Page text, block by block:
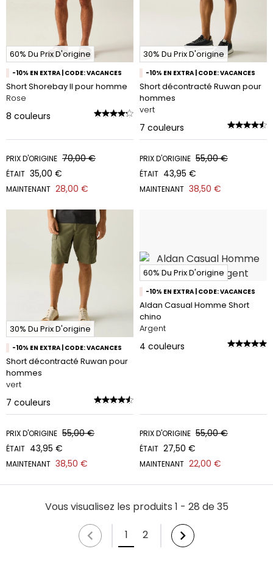
60% Du Prix D'origine
-10% EN EXTRA | CODE: VACANCES
Short Shorebay II pour homme
Rose
8 couleurs
PRIX D'ORIGINE 70,00 €
ÉTAIT 35,00 €
MAINTENANT 28,00 €
30% Du Prix D'origine
-10% EN EXTRA | CODE: VACANCES
Short décontracté Ruwan pour
hommes
vert
7 couleurs
PRIX D'ORIGINE 55,00 €
ÉTAIT 43,95 €
MAINTENANT 38,50 €
30% Du Prix D'origine
-10% EN EXTRA | CODE: VACANCES
Short décontracté Ruwan pour
hommes
vert
7 couleurs
PRIX D'ORIGINE 55,00 €
ÉTAIT 43,95 €
MAINTENANT 38,50 €
60% Du Prix D'origine
-10% EN EXTRA | CODE: VACANCES
Aldan Casual Homme Short
chino
Argent
4 couleurs
PRIX D'ORIGINE 55,00 €
ÉTAIT 27,50 €
MAINTENANT 22,00 €
Vous visualisez les produits 1 - 28 de 35
1
2